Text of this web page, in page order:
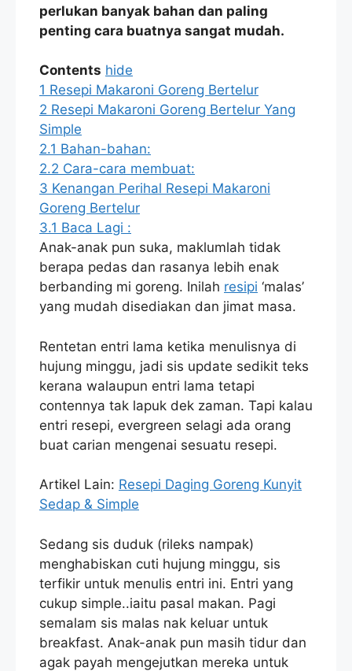
perlukan banyak bahan dan paling
penting cara buatnya sangat mudah.
Contents hide
1 Resepi Makaroni Goreng Bertelur
2 Resepi Makaroni Goreng Bertelur Yang
Simple
2.1 Bahan-bahan:
2.2 Cara-cara membuat:
3 Kenangan Perihal Resepi Makaroni
Goreng Bertelur
3.1 Baca Lagi :
Anak-anak pun suka, maklumlah tidak
berapa pedas dan rasanya lebih enak
berbanding mi goreng. Inilah resipi ‘malas’
yang mudah disediakan dan jimat masa.
Rentetan entri lama ketika menulisnya di
hujung minggu, jadi sis update sedikit teks
kerana walaupun entri lama tetapi
contennya tak lapuk dek zaman. Tapi kalau
entri resepi, evergreen selagi ada orang
buat carian mengenai sesuatu resepi.
Artikel Lain: Resepi Daging Goreng Kunyit
Sedap & Simple
Sedang sis duduk (rileks nampak)
menghabiskan cuti hujung minggu, sis
terfikir untuk menulis entri ini. Entri yang
cukup simple..iaitu pasal makan. Pagi
semalam sis malas nak keluar untuk
breakfast. Anak-anak pun masih tidur dan
agak payah mengejutkan mereka untuk